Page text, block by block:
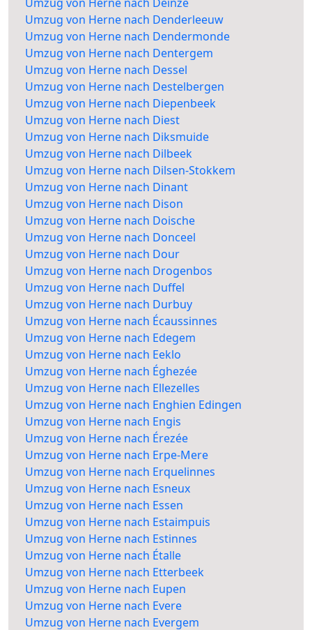
Umzug von Herne nach Denderleeuw
Umzug von Herne nach Dendermonde
Umzug von Herne nach Dentergem
Umzug von Herne nach Dessel
Umzug von Herne nach Destelbergen
Umzug von Herne nach Diepenbeek
Umzug von Herne nach Diest
Umzug von Herne nach Diksmuide
Umzug von Herne nach Dilbeek
Umzug von Herne nach Dilsen-Stokkem
Umzug von Herne nach Dinant
Umzug von Herne nach Dison
Umzug von Herne nach Doische
Umzug von Herne nach Donceel
Umzug von Herne nach Dour
Umzug von Herne nach Drogenbos
Umzug von Herne nach Duffel
Umzug von Herne nach Durbuy
Umzug von Herne nach Écaussinnes
Umzug von Herne nach Edegem
Umzug von Herne nach Eeklo
Umzug von Herne nach Éghezée
Umzug von Herne nach Ellezelles
Umzug von Herne nach Enghien Edingen
Umzug von Herne nach Engis
Umzug von Herne nach Érezée
Umzug von Herne nach Erpe-Mere
Umzug von Herne nach Erquelinnes
Umzug von Herne nach Esneux
Umzug von Herne nach Essen
Umzug von Herne nach Estaimpuis
Umzug von Herne nach Estinnes
Umzug von Herne nach Étalle
Umzug von Herne nach Etterbeek
Umzug von Herne nach Eupen
Umzug von Herne nach Evere
Umzug von Herne nach Evergem